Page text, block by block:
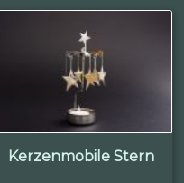
Kerzenmobile Stern